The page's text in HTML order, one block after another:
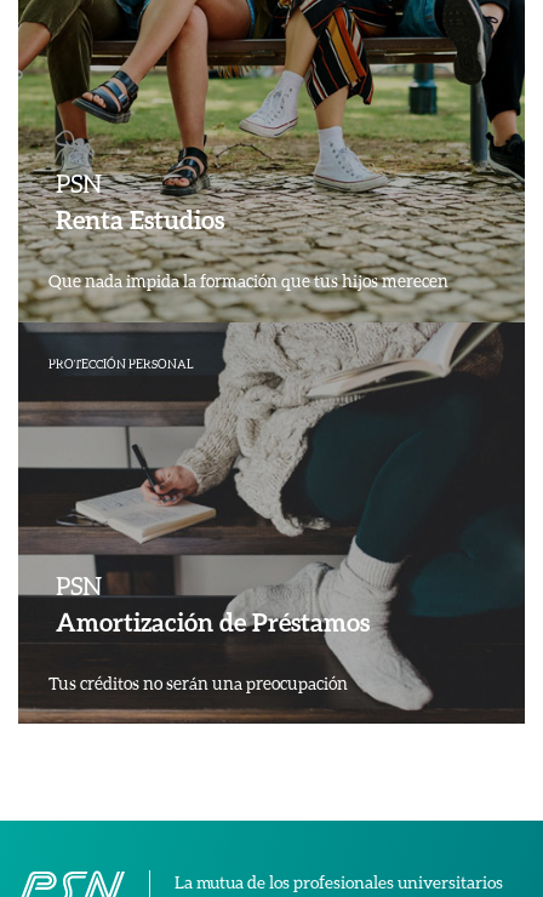
PSN
Renta Estudios
Que nada impida la formación que tus hijos merecen
PROTECCIÓN PERSONAL
PSN
Amortización de Préstamos
Tus créditos no serán una preocupación
La mutua de los profesionales universitarios